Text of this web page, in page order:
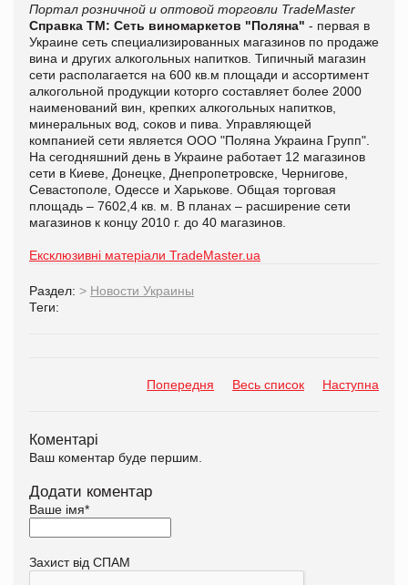
Портал розничной и оптовой торговли TradeMaster
Справка ТМ: Сеть виномаркетов "Поляна" - первая в
Украине сеть специализированных магазинов по продаже
вина и других алкогольных напитков. Типичный магазин
сети располагается на 600 кв.м площади и ассортимент
алкогольной продукции которго составляет более 2000
наименований вин, крепких алкогольных напитков,
минеральных вод, соков и пива. Управляющей
компанией сети является ООО "Поляна Украина Групп".
На сегодняшний день в Украине работает 12 магазинов
сети в Киеве, Донецке, Днепропетровске, Чернигове,
Севастополе, Одессе и Харькове. Общая торговая
площадь – 7602,4 кв. м. В планах – расширение сети
магазинов к концу 2010 г. до 40 магазинов.
Ексклюзивні матеріали TradeMaster.ua
Раздел: > Новости Украины
Теги:
Попередня Весь список Наступна
Коментарі
Ваш коментар буде першим.
Додати коментар
Ваше імя*
Захист від СПАМ